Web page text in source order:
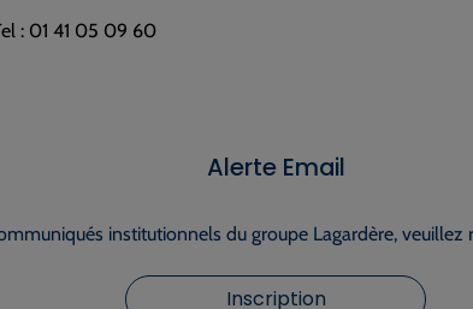
: 01 41 05 09 60
Alerte Email
institutionnels du groupe Lagardère,
Inscription